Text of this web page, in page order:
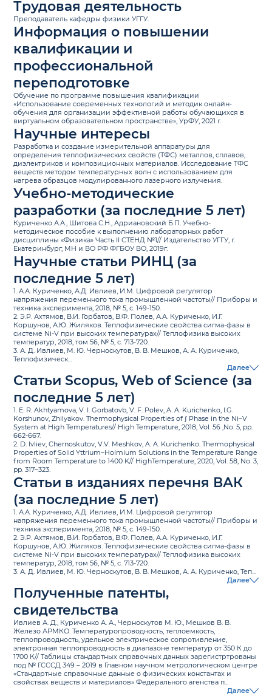
Трудовая деятельность
Преподаватель кафедры физики УГГУ.
Информация о повышении
квалификации и
профессиональной
переподготовке
Обучение по программе повышения квалификации
«Использование современных технологий и методик онлайн-
обучения для организации эффективной работы обучающихся в
виртуальном образовательном пространстве», УрФУ, 2021 г.
Научные интересы
Разработка и создание измерительной аппаратуры для
определения теплофизических свойств (ТФС) металлов, сплавов,
диэлектриков и композиционных материалов. Исследование ТФС
веществ методом температурных волн с использованием для
нагрева образцов модулированного лазерного излучения.
Учебно-методические
разработки (за последние 5 лет)
Куриченко А.А., Шитова С.Н., Адриановский Б.П. Учебно-
методическое пособие к выполнению лабораторных работ
дисциплины «Физика» Часть II СТЕНД №1// Издательство УГГУ, г.
Екатеринбург, МН и ВО РФ ФГБОУ ВО, 2019г.
Научные статьи РИНЦ (за
последние 5 лет)
1. А.А. Куриченко, А.Д. Ивлиев, И.М. Цифровой регулятор
напряжения переменного тока промышленной частоты// Приборы и
техника эксперимента, 2018, № 5, с. 149-150.
2. Э.Р. Ахтямов, В.И. Горбатов, В.Ф. Полев, А.А. Куриченко, И.Г.
Коршунов, А.Ю. Жиляков. Теплофизические свойства сигма-фазы в
системе Ni-V при высоких температурах// Теплофизика высоких
температур, 2018, том 56, № 5, с. 713-720.
3. А. Д. Ивлиев, М. Ю. Черноскутов, В. В. Мешков, А. А. Куриченко,
Теплофизическ...
Далее
Статьи Scopus, Web of Science (за
последние 5 лет)
1. E. R. Akhtyamova, V. I. Gorbatovb, V. F. Polev, A. A. Kurichenko, I.G.
Korshunov, Zhilyakov. Thermophysical Properties of ʃ Phase in the Ni–V
System at High Temperatures// High Temperature, 2018, Vol. 56 ,No. 5, pp.
662-667.
2. D. Ivliev, Chernoskutov, V.V. Meshkov, A. A. Kurichenko. Thermophysical
Properties of Solid Yttrium–Holmium Solutions in the Temperature Range
from Room Temperature to 1400 K// HighTemperature, 2020, Vol. 58, No. 3,
pp. 317–323.
Статьи в изданиях перечня ВАК
(за последние 5 лет)
1. А.А. Куриченко, А.Д. Ивлиев, И.М. Цифровой регулятор
напряжения переменного тока промышленной частоты// Приборы и
техника эксперимента, 2018, № 5, с. 149-150.
2. Э.Р. Ахтямов, В.И. Горбатов, В.Ф. Полев, А.А. Куриченко, И.Г.
Коршунов, А.Ю. Жиляков. Теплофизические свойства сигма-фазы в
системе Ni-V при высоких температурах// Теплофизика высоких
температур, 2018, том 56, № 5, с. 713-720.
3. А. Д. Ивлиев, М. Ю. Черноскутов, В. В. Мешков, А. А. Куриченко, Теп...
Далее
Полученные патенты,
свидетельства
Ивлиев А. Д., Куриченко А. А., Черноскутов М. Ю., Мешков В. В.
Железо АРМКО. Температуропроводность, теплоемкость,
теплопроводность, удельное электрическое сопротивление,
электронная теплопроводность в диапазоне температур от 350 К до
1700 К// Таблицы стандартных справочных данных зарегистртрованы
под № ГСССД 349 – 2019 в Главном научном метрологическом центре
«Стандартные справочные данные о физических константах и
свойствах веществ и материалов» Федерального агенства п...
Далее